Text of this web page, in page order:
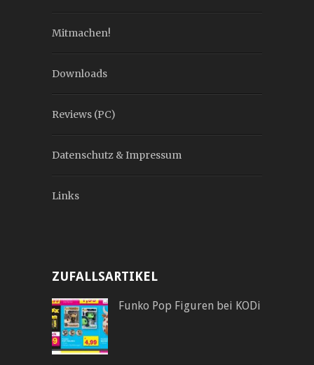
Mitmachen!
Downloads
Reviews (PC)
Datenschutz & Impressum
Links
ZUFALLSARTIKEL
Funko Pop Figuren bei KODi